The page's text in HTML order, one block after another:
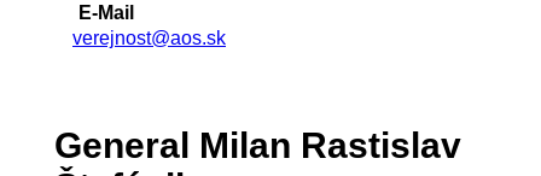
E-Mail
verejnost@aos.sk
General Milan Rastislav